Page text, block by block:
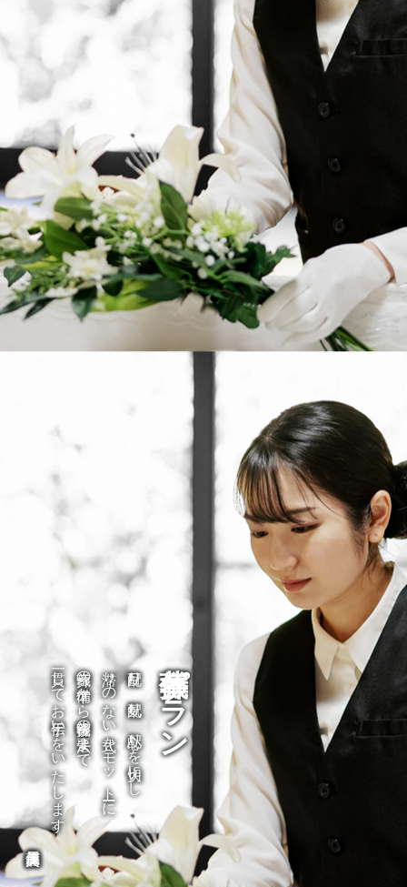
葬儀プラン
目配り、気配り、心配りを大切にし
滞りのない式をモットーに
葬儀の準備から葬儀後の法要まで
一貫してお手伝いをいたします。